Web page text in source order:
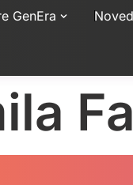
GenEra